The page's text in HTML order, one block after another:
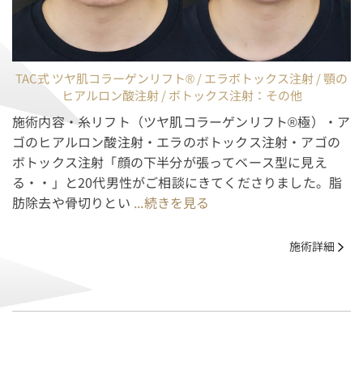
TAC式 ツヤ肌コラーゲンリフト® / エラボトックス注射 / 顎の
ヒアルロン酸注射 / ボトックス注射：その他
施術内容・糸リフト（ツヤ肌コラーゲンリフト®極）・ア
ゴのヒアルロン酸注射・エラのボトックス注射・アゴの
ボトックス注射「顔の下半分が張ってベース型に見え
る・・」と20代男性がご相談にきてくださりました。脂
肪除去や骨切りとい ...続きを見る
施術詳細